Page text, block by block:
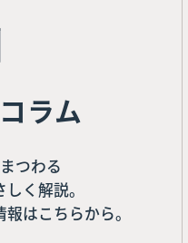
ラム
つわる
く解説。
はこちらから。